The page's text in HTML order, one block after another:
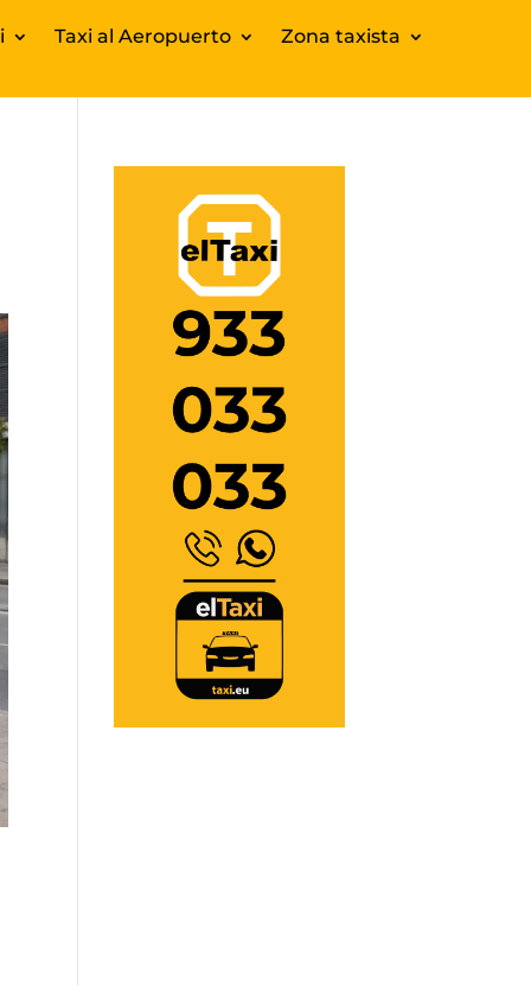
Taxi al Aeropuerto Zona taxista